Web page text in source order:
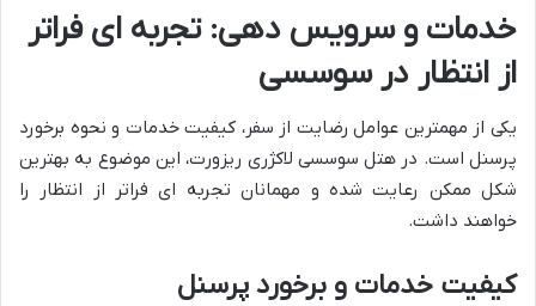
خدمات و سرویس دهی: تجربه ای فراتر
از انتظار در سوسسی
یکی از مهمترین عوامل رضایت از سفر، کیفیت خدمات و نحوه برخورد
پرسنل است. در هتل سوسسی لاکژری ریزورت، این موضوع به بهترین
شکل ممکن رعایت شده و مهمانان تجربه ای فراتر از انتظار را
خواهند داشت.
کیفیت خدمات و برخورد پرسنل